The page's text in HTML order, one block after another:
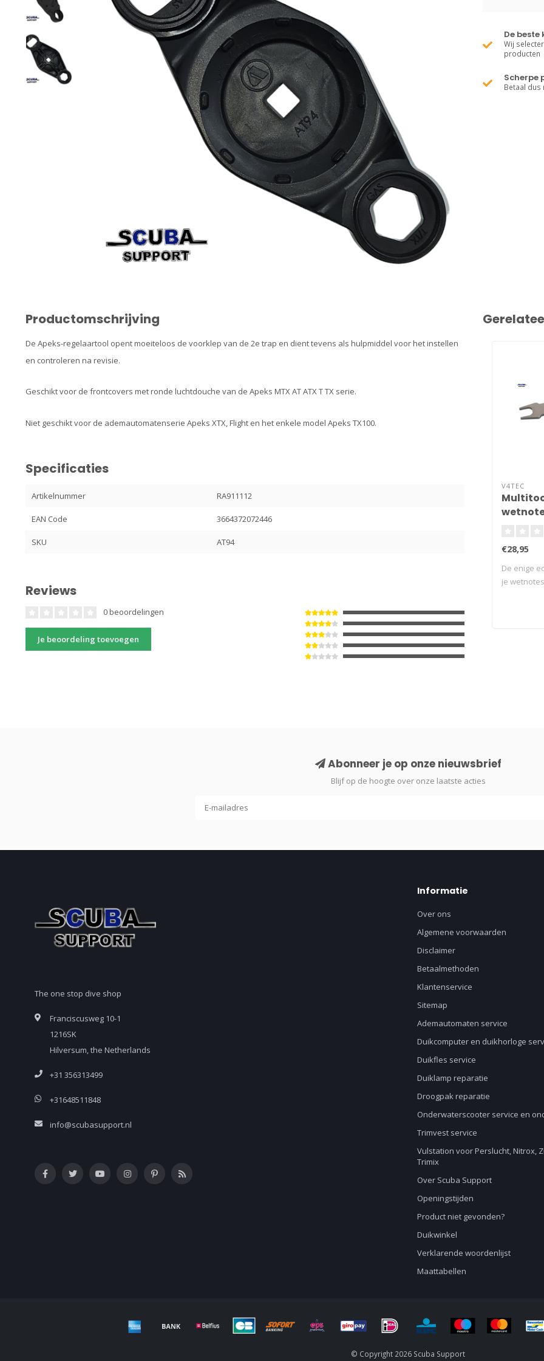
De beste
Wij
producten
Scherpe
Betaal dus
Productomschrijving
De Apeks-regelaartool opent moeiteloos de voorklep van de 2e trap en dient tevens als hulpmiddel voor het instellen
en controleren na revisie.
Geschikt voor de frontcovers met ronde luchtdouche van de Apeks MTX AT ATX T TX serie.
Niet geschikt voor de ademautomatenserie Apeks XTX, Flight en het enkele model Apeks TX100.
Specificaties
Artikelnummer RA911112
EAN Code 3664372072446
SKU AT94
Reviews
0 beoordelingen
Je beoordeling toevoegen
V4TEC
€28,95
De enige
je
Abonneer je op onze nieuwsbrief
Blijf op de hoogte over onze laatste acties
The one stop dive shop
Franciscusweg 10-1
1216SK
Hilversum, the Netherlands
+31 356313499
+31648511848
info@scubasupport.nl
Informatie
Over ons
Algemene voorwaarden
Disclaimer
Betaalmethoden
Klantenservice
Sitemap
Ademautomaten service
Duikcomputer en duikhorloge
Duikfles service
Duiklamp reparatie
Droogpak reparatie
Onderwaterscooter service en
Trimvest service
Vulstation voor Perslucht, Nitrox,
Trimix
Over Scuba Support
Openingstijden
Product niet gevonden?
Duikwinkel
Verklarende woordenlijst
Maattabellen
© Copyright 2026 Scuba Support